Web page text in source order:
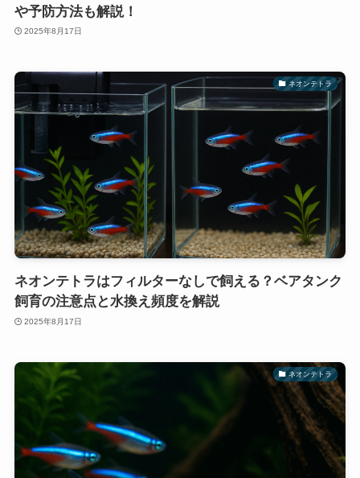
や予防方法も解説！
2025年8月17日
ネオンテトラ
ネオンテトラはフィルターなしで飼える？ベアタンク
飼育の注意点と水換え頻度を解説
2025年8月17日
ネオンテトラ